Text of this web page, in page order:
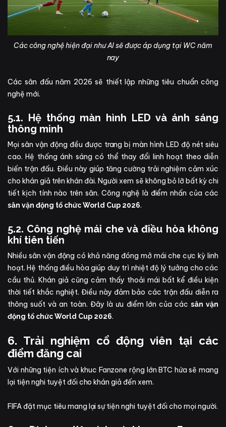
Các công nghệ hiện đại như AI sẽ được áp dụng tại WC năm
nay
Các sân đấu năm 2026 sẽ thiết lập những tiêu chuẩn công
nghệ mới.
5.1. Hệ thống màn hình LED và ánh sáng
thông minh
Mọi sân vận động đều được trang bị màn hình LED độ nét siêu
cao. Hệ thống ánh sáng có thể thay đổi linh hoạt theo diễn
biến trận đấu. Điều này giúp tăng cường trải nghiệm cảm xúc
cho khán giả trên khán đài. Người xem sẽ không bỏ lỡ bất kỳ chi
tiết kịch tính nào trên sân. Công nghệ là điểm nhấn của các
sân vận động tổ chức World Cup 2026.
5.2. Công nghệ mái che và điều hòa không
khí tiên tiến
Nhiều sân vận động có khả năng đóng mở mái che cực kỳ linh
hoạt. Hệ thống điều hòa giúp duy trì nhiệt độ lý tưởng cho các
cầu thủ. Khán giả cũng cảm thấy thoải mái bất kể điều kiện
thời tiết khắc nghiệt. Điều này đảm bảo các trận đấu diễn ra
thông suốt và an toàn. Đây là ưu điểm lớn của các sân vận
động tổ chức World Cup 2026.
6. Trải nghiệm cổ động viên tại các
điểm đăng cai
Với những tiện ích và khuc Fanzone rộng lớn BTC hứa sẽ mang
lại tiện nghi tuyệt đối cho khán giả đến xem.
FIFA đặt mục tiêu mang lại sự tiện nghi tuyệt đối cho mọi người.